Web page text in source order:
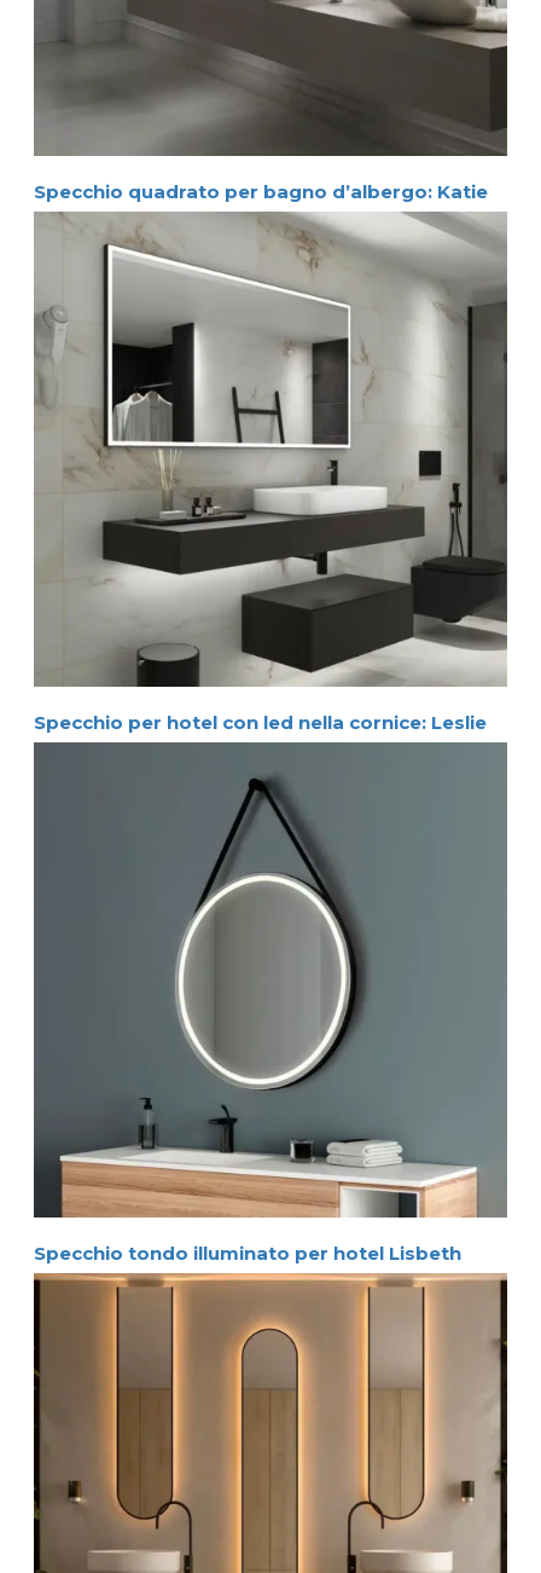
Specchio quadrato per bagno d’albergo: Katie
Specchio per hotel con led nella cornice: Leslie
Specchio tondo illuminato per hotel Lisbeth